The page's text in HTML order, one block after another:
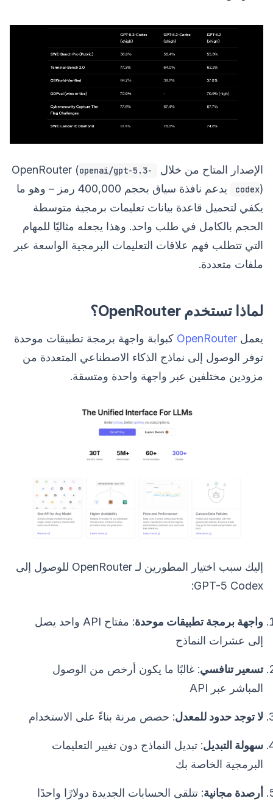
الإصدار المتاح من خلال OpenRouter (
openai/gpt-5.3-
codex
) يدعم نافذة سياق بحجم 400,000 رمز – وهو ما
يكفي لتحميل قاعدة بيانات تعليمات برمجية متوسطة
الحجم بالكامل في طلب واحد. وهذا يجعله مثاليًا للمهام
التي تتطلب فهم علاقات التعليمات البرمجية الواسعة عبر
ملفات متعددة.
لماذا تستخدم OpenRouter؟
يعمل OpenRouter كبوابة واجهة برمجة تطبيقات موحدة
توفر الوصول إلى نماذج الذكاء الاصطناعي المتعددة من
مزودين مختلفين عبر واجهة واحدة ومتسقة.
إليك سبب اختيار المطورين لـ OpenRouter للوصول إلى
GPT-5 Codex:
واجهة برمجة تطبيقات موحدة
: مفتاح API واحد يصل
إلى عشرات النماذج
تسعير تنافسي: غالبًا ما يكون أرخص من الوصول
المباشر عبر API
لا توجد حدود للمعدل: حصص مرنة بناءً على الاستخدام
سهولة التبديل: تبديل النماذج دون تغيير التعليمات
البرمجية الخاصة بك
أرصدة مجانية: تتلقى الحسابات الجديدة دولارًا واحدًا